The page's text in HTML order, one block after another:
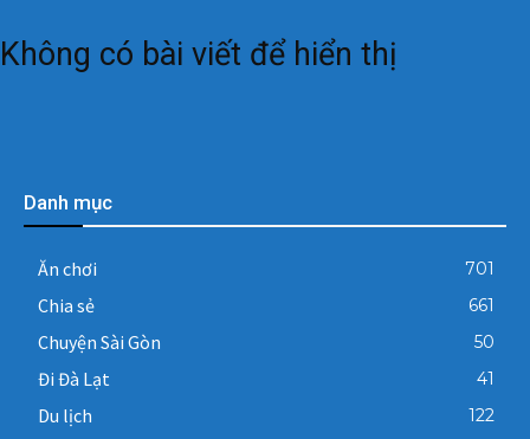
Không có bài viết để hiển thị
Danh mục
Ăn chơi 701
Chia sẻ 661
Chuyện Sài Gòn 50
Đi Đà Lạt 41
Du lịch 122